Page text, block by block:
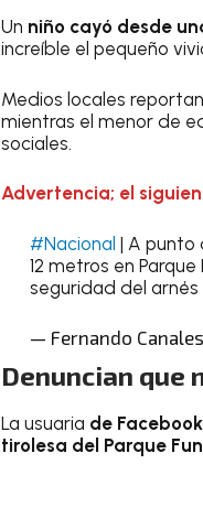
Un niño cayó desde
increíble el pequeño
Medios locales
mientras el menor de
sociales.
Advertencia; el
#Nacional | A punto
12 metros en
seguridad del
— Fernando
Denuncian que
La usuaria de
tirolesa del Parque